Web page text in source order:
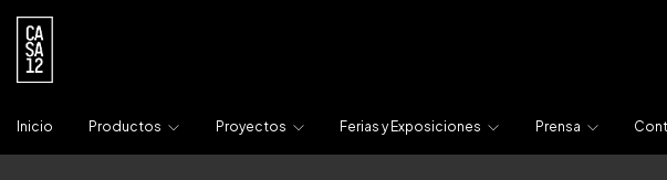
Inicio Productos Proyectos Ferias y Exposiciones Prensa